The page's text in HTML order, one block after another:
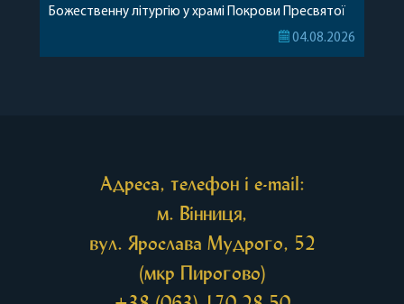
Божественну літургію у храмі Покрови Пресвятої
Богородиці села Терешки Барського благочиння.
04.08.2026
Адреса, телефон і e-mail:
м. Вінниця,
вул. Ярослава Мудрого, 52
(мкр Пирогово)